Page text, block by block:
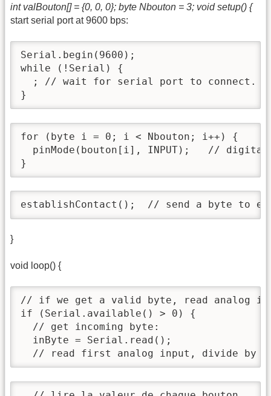
int valBouton[] = {0, 0, 0}; byte Nbouton = 3; void setup() {
start serial port at 9600 bps:
Serial.begin(9600);
while (!Serial) {
; // wait for serial port to connect.
}
for (byte i = 0; i < Nbouton; i++) {
pinMode(bouton[i], INPUT);   //
}
establishContact();  // send a byte to
}
void loop() {
// if we get a valid byte, read analog
if (Serial.available() > 0) {
  // get incoming byte:
  inByte = Serial.read();
// read first analog input, divide by